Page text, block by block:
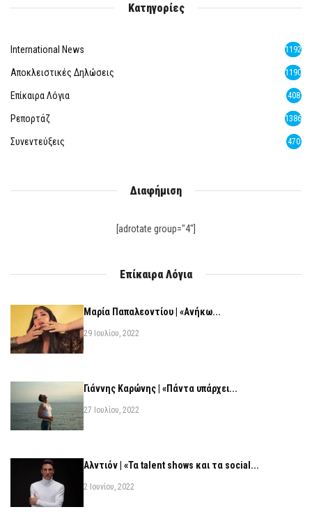
Κατηγορίες
International News 1192
Αποκλειστικές Δηλώσεις 1190
Επίκαιρα Λόγια 408
Ρεπορτάζ 1386
Συνεντεύξεις 470
Διαφήμιση
[adrotate group="4"]
Επίκαιρα Λόγια
Μαρία Παπαλεοντίου | «Ανήκω...
29 Ιουλίου, 2022
Γιάννης Καρώνης | «Πάντα υπάρχει...
27 Ιουλίου, 2022
Αλντιόν | «Τα talent shows και τα social...
2 Ιουνίου, 2022